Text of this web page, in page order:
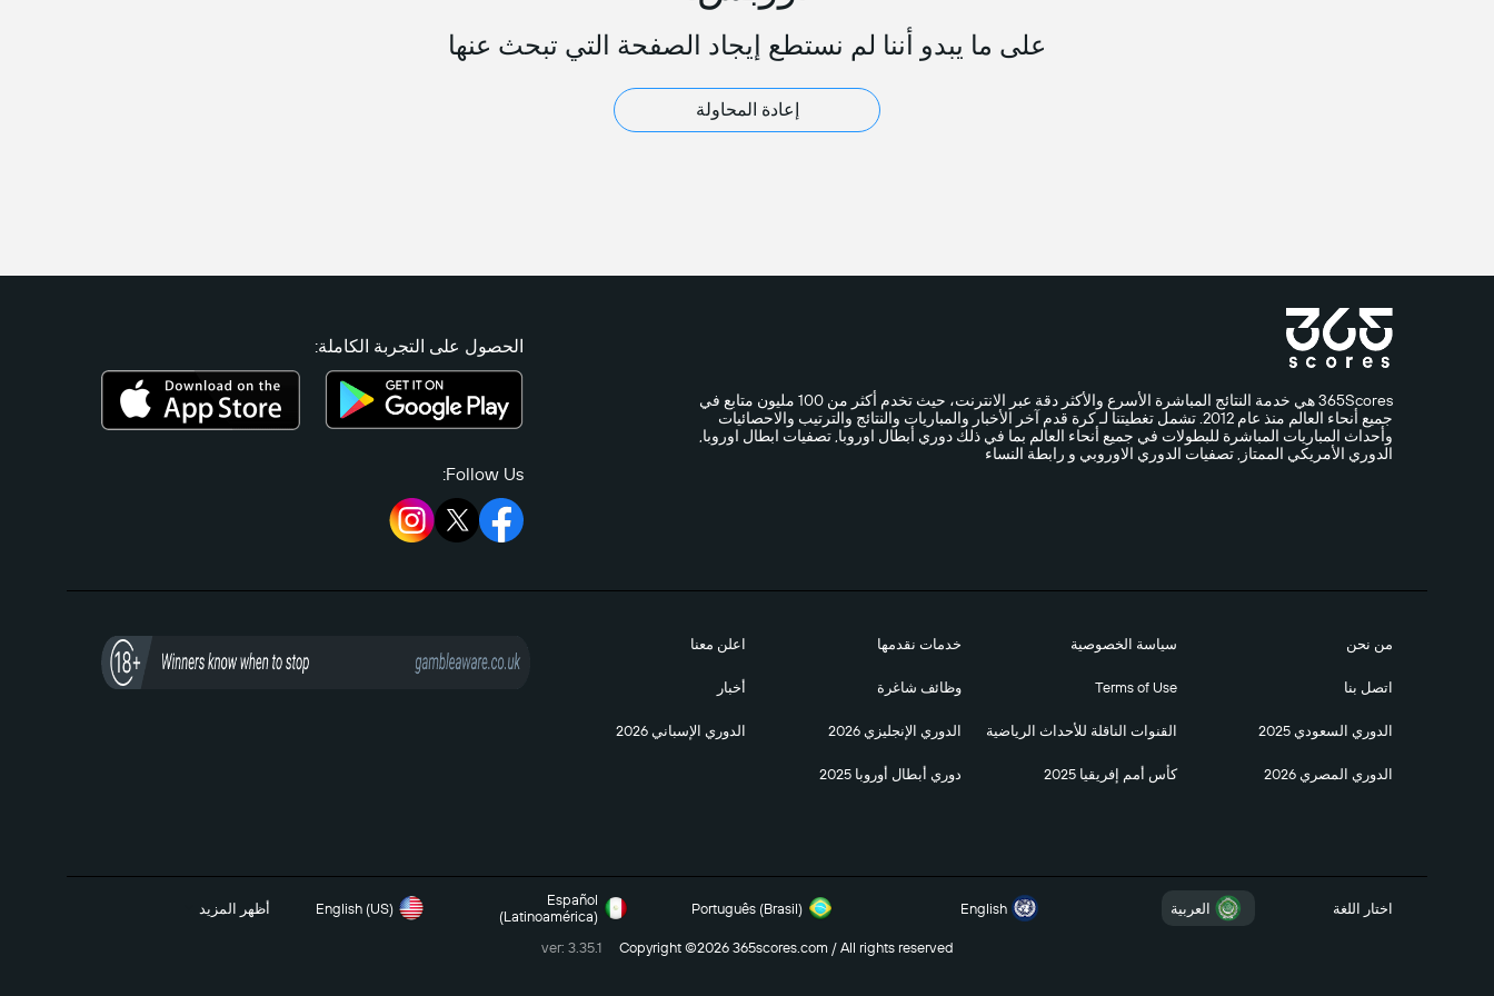
على ما يبدو أننا لم نستطع إيجاد الصفحة التي تبحث عنها
إعادة المحاولة
365Scores هي خدمة النتائج المباشرة الأسرع والأكثر دقة عبر الانترنت، حيث تخدم أكثر من 100 مليون متابع في
جميع أنحاء العالم منذ عام 2012. تشمل تغطيتنا لـ كرة قدم آخر الأخبار والمباريات والنتائج والترتيب والاحصائيات
وأحداث المباريات المباشرة للبطولات في جميع أنحاء العالم بما في ذلك دوري أبطال اوروبا, تصفيات ابطال اوروبا,
الدوري الأمريكي الممتاز, تصفيات الدوري الاوروبي و رابطة النساء
الحصول على التجربة الكاملة:
Follow Us:
من نحن سياسة الخصوصية خدمات نقدمها اعلن معنا
اتصل بنا Terms of Use وظائف شاغرة أخبار
الدوري السعودي 2025 القنوات الناقلة للأحداث الرياضية الدوري الإنجليزي 2026 الدوري الإسباني 2026
الدوري المصري 2026 كأس أمم إفريقيا 2025 دوري أبطال أوروبا 2025
اختار اللغة العربية English
Português (Brasil)
Español
(Latinoamérica)
English (US) أظهر المزيد
Copyright ©2026 365scores.com / All rights reserved
ver: 3.35.1